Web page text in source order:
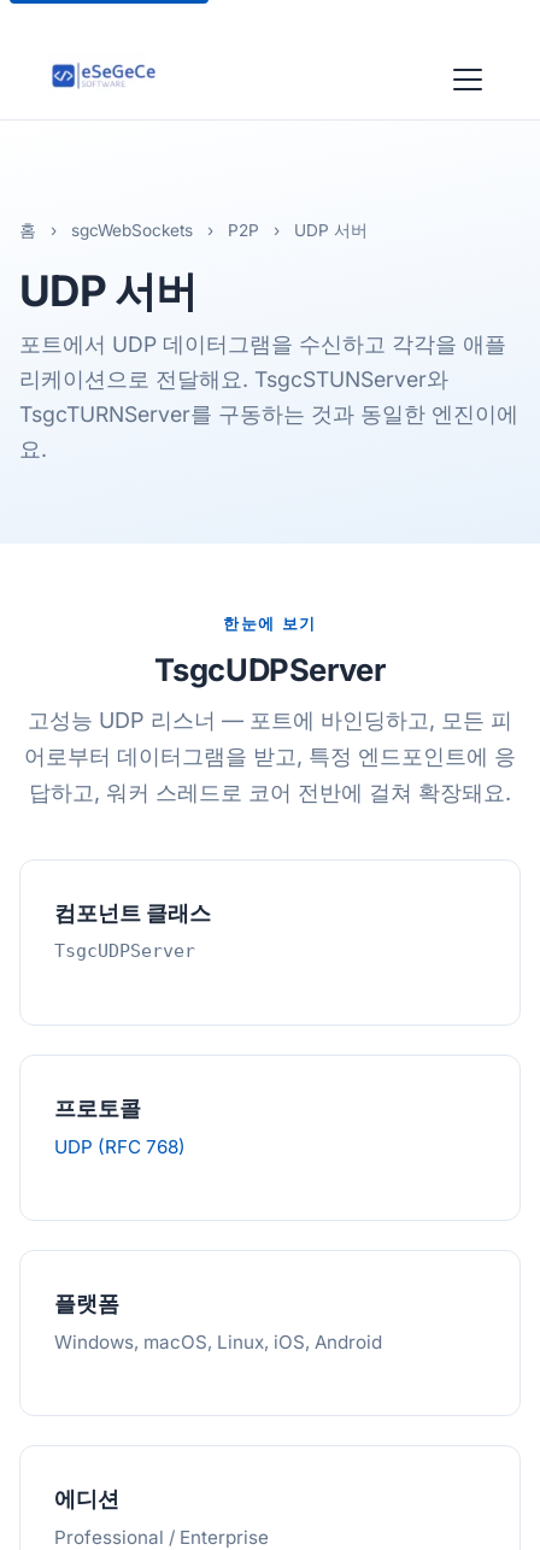
홈 › sgcWebSockets › P2P › UDP 서버
UDP서버
포트에서 UDP 데이터그램을 수신하고 각각을 애플
리케이션으로 전달해요. TsgcSTUNServer와
TsgcTURNServer를 구동하는 것과 동일한 엔진이에
요.
한눈에 보기
TsgcUDPServer
고성능 UDP 리스너 — 포트에 바인딩하고, 모든 피
어로부터 데이터그램을 받고, 특정 엔드포인트에 응
답하고, 워커 스레드로 코어 전반에 걸쳐 확장돼요.
컴포넌트 클래스
TsgcUDPServer
프로토콜
UDP (RFC 768)
플랫폼
Windows, macOS, Linux, iOS, Android
에디션
Professional / Enterprise